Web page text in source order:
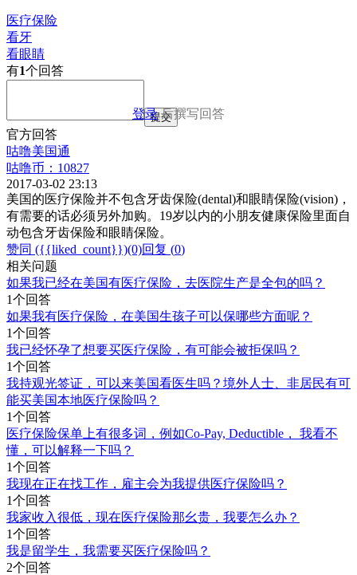
医疗保险
看牙
看眼睛
有1个回答
登录后撰写回答
提交
官方回答
咕噜美国通
咕噜币：10827
2017-03-02 23:13
美国的医疗保险并不包含牙齿保险(dental)和眼睛保险(vision)，
有需要的话必须另外加购。19岁以内的小朋友健康保险里面自
动包含牙齿保险和眼睛保险。
赞同 ({{liked_count}})(0)回复 (0)
相关问题
如果我已经在美国有医疗保险，去医院生产是全包的吗？
1个回答
如果我有医疗保险，在美国生孩子可以保哪些方面呢？
1个回答
我已经怀孕了想要买医疗保险，有可能会被拒保吗？
1个回答
我持观光签证，可以来美国看医生吗？境外人士、非居民有可
能买美国本地医疗保险吗？
1个回答
医疗保险保单上有很多词，例如Co-Pay, Deductible， 我看不
懂，可以解释一下吗？
1个回答
我现在正在找工作，雇主会为我提供医疗保险吗？
1个回答
我家收入很低，现在医疗保险那幺贵，我要怎么办？
1个回答
我是留学生，我需要买医疗保险吗？
2个回答